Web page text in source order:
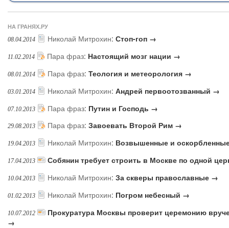
НА ГРАНЯХ.РУ
08.04.2014 Николай Митрохин: Стоп-гоп →
11.02.2014 Пара фраз: Настоящий мозг нации →
08.01.2014 Пара фраз: Теология и метеорология →
03.01.2014 Николай Митрохин: Андрей первоотозванный →
07.10.2013 Пара фраз: Путин и Господь →
29.08.2013 Пара фраз: Завоевать Второй Рим →
19.04.2013 Николай Митрохин: Возвышенные и
17.04.2013 Собянин требует строить в Москве по одной
10.04.2013 Николай Митрохин: За скверы православные →
01.02.2013 Николай Митрохин: Погром небесный →
10.07.2012
Прокуратура Москвы проверит церемонию
→